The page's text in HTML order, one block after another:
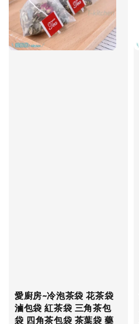
愛廚房~冷泡茶袋 花茶袋
滷包袋 紅茶袋 三角茶包
袋 四角茶包袋 茶葉袋 藥